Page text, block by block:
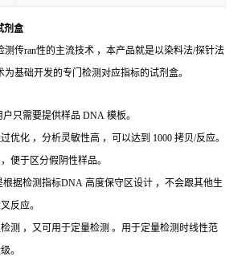
剂盒
测传ran性的主流技术 ，本产品就是以染料法/探针法
为基础开发的专门检测对应指标的试剂盒。
只需要提供样品 DNA 模板。
优化 ，分析灵敏性高 ，可以达到 1000 拷贝/反应。
便于区分假阴性样品。
据检测指标DNA 高度保守区设计 ，不会跟其他生
反应。
测 ，又可用于定量检测 。用于定量检测时线性范
。